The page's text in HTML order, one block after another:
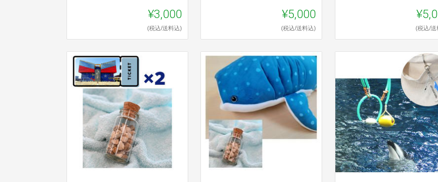
¥3,000
(税込/送料込)
¥5,000
(税込/送料込) (税込/送